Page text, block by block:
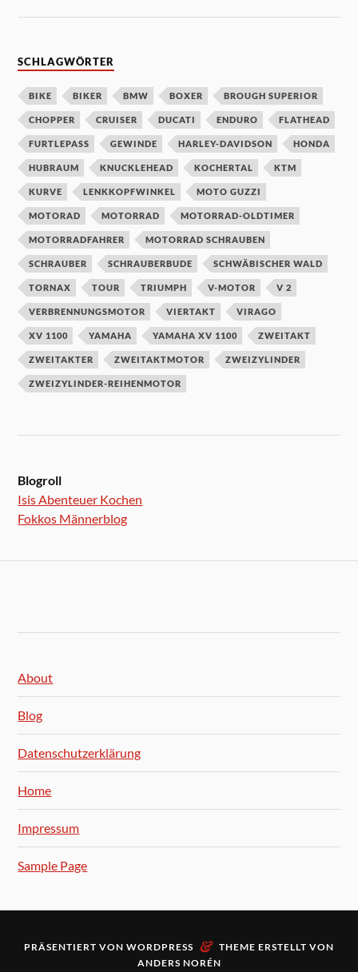
SCHLAGWÖRTER
BIKE BIKER BMW BOXER BROUGH SUPERIOR
CHOPPER CRUISER DUCATI ENDURO FLATHEAD
FURTLEPASS GEWINDE HARLEY-DAVIDSON HONDA
HUBRAUM KNUCKLEHEAD KOCHERTAL KTM
KURVE LENKKOPFWINKEL MOTO GUZZI
MOTORAD MOTORRAD MOTORRAD-OLDTIMER
MOTORRADFAHRER MOTORRAD SCHRAUBEN
SCHRAUBER SCHRAUBERBUDE SCHWÄBISCHER WALD
TORNAX TOUR TRIUMPH V-MOTOR V 2
VERBRENNUNGSMOTOR VIERTAKT VIRAGO
XV 1100 YAMAHA YAMAHA XV 1100 ZWEITAKT
ZWEITAKTER ZWEITAKTMOTOR ZWEIZYLINDER
ZWEIZYLINDER-REIHENMOTOR
Blogroll
Isis Abenteuer Kochen
Fokkos Männerblog
About
Blog
Datenschutzerklärung
Home
Impressum
Sample Page
PRÄSENTIERT VON WORDPRESS & THEME ERSTELLT VON
ANDERS NORÉN